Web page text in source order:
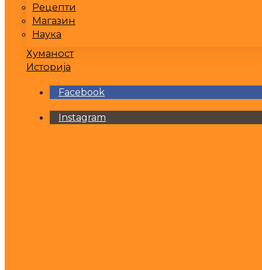
Рецепти
Магазин
Наука
Хуманост
Историја
Facebook
Instagram